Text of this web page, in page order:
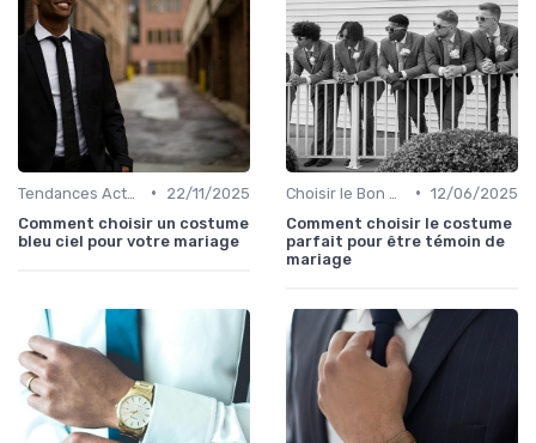
•
22/11/2025
Comment choisir un costume
bleu ciel pour votre mariage
• 12/06/2025
Comment choisir le costume
parfait pour être témoin de
mariage